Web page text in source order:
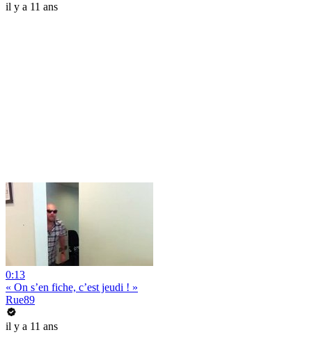
il y a 11 ans
0:13
« On s’en fiche, c’est jeudi ! »
Rue89
il y a 11 ans